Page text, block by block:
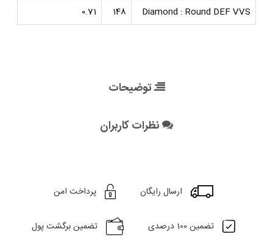
Diamond : Round DEF VVS
148
0.71
توضیحات
نظرات کاربران
ارسال رایگان پرداخت امن
تضمین 100 درصدی تضمین برگشت پول